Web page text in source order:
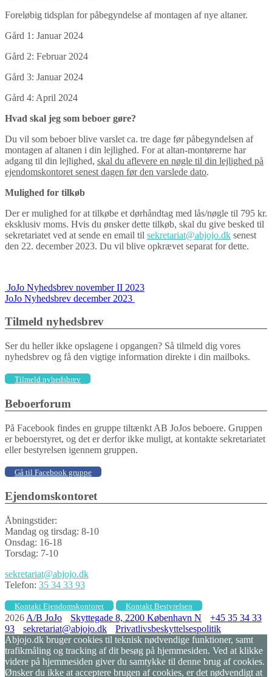
Foreløbig tidsplan for påbegyndelse af montagen af nye altaner.
Gård 1: Januar 2024
Gård 2: Februar 2024
Gård 3: Januar 2024
Gård 4: April 2024
Hvad skal jeg som beboer gøre?
Du vil som beboer blive varslet ca. tre dage før påbegyndelsen af
montagen af altanen i din lejlighed. For at altan-montørerne har
adgang til din lejlighed, skal du aflevere en nøgle til din lejlighed på
ejendomskontoret senest dagen før den varslede dato.
Mulighed for tilkøb
Der er mulighed for at tilkøbe et dørhåndtag med lås/nøgle til 795 kr.
eksklusiv moms. Hvis du ønsker dette tilkøb, skal du give besked til
sekretariatet ved at sende en email til sekretariat@abjojo.dk senest
den 22. december 2023. Du vil blive opkrævet separat for dette.
Indlægs
navigation
JoJo Nyhedsbrev november II 2023
JoJo Nyhedsbrev december 2023
Tilmeld nyhedsbrev
Ser du heller ikke opslagene i opgangen? Så tilmeld dig vores
nyhedsbrev og få den vigtige information direkte i din mailboks.
Tilmeld nyhedsbrev
Beboerforum
På Facebook findes en gruppe tiltænkt AB JoJos beboere. Gruppen
er beboerstyret, og det er derfor ikke muligt, at kontakte sekretariatet
eller bestyrelsen igennem gruppen.
Gå til Facebook gruppe
Ejendomskontoret
Åbningstider:
Mandag og tirsdag: 8-10
Onsdag: 16-18
Torsdag: 7-10
sekretariat@abjojo.dk
Telefon: 35 34 33 93
Kontakt Ejendomskontoret Kontakt Bestyrelsen
2026 A/B JoJo Skyttegade 8, 2200 København N
+45 35 34 33
93
sekretariat@abjojo.dk
Privatlivsbeskyttelsespolitik
Abjojo.dk bruger cookies til teknisk nødvendige funktioner, samt
trafikmåling og tracking af dit besøg på hjemmesiden. Ved at klikke
videre på hjemmesiden giver du samtykke til denne brug af cookies.
Ønsker du ikke at acceptere brugen af cookies, er det nødvendigt at